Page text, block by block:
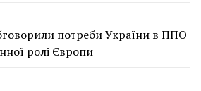
потреби України в ППО
ролі Європи